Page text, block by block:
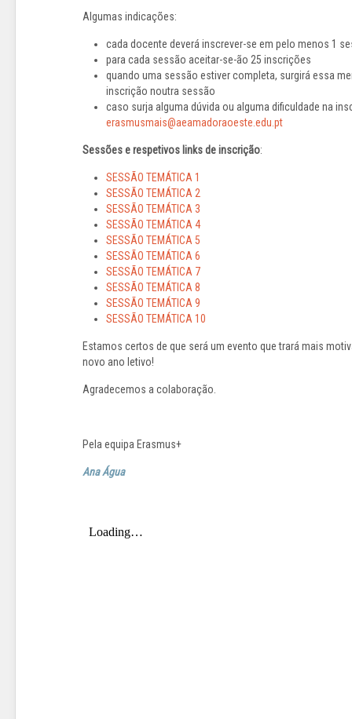
Algumas indicações:
cada docente deverá inscrever-se em pelo menos 1
para cada sessão aceitar-se-ão 25 inscrições
quando uma sessão estiver completa, surgirá essa
inscrição noutra sessão
caso surja alguma dúvida ou alguma dificuldade na
erasmusmais@aeamadoraoeste.edu.pt
Sessões e respetivos links de inscrição:
SESSÃO TEMÁTICA 1
SESSÃO TEMÁTICA 2
SESSÃO TEMÁTICA 3
SESSÃO TEMÁTICA 4
SESSÃO TEMÁTICA 5
SESSÃO TEMÁTICA 6
SESSÃO TEMÁTICA 7
SESSÃO TEMÁTICA 8
SESSÃO TEMÁTICA 9
SESSÃO TEMÁTICA 10
Estamos certos de que será um evento que trará mais
novo ano letivo!
Agradecemos a colaboração.
Pela equipa Erasmus+
Ana Água